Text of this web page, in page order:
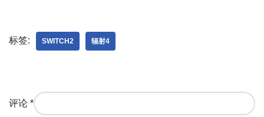
标签: SWITCH2 辐射4
评论 *